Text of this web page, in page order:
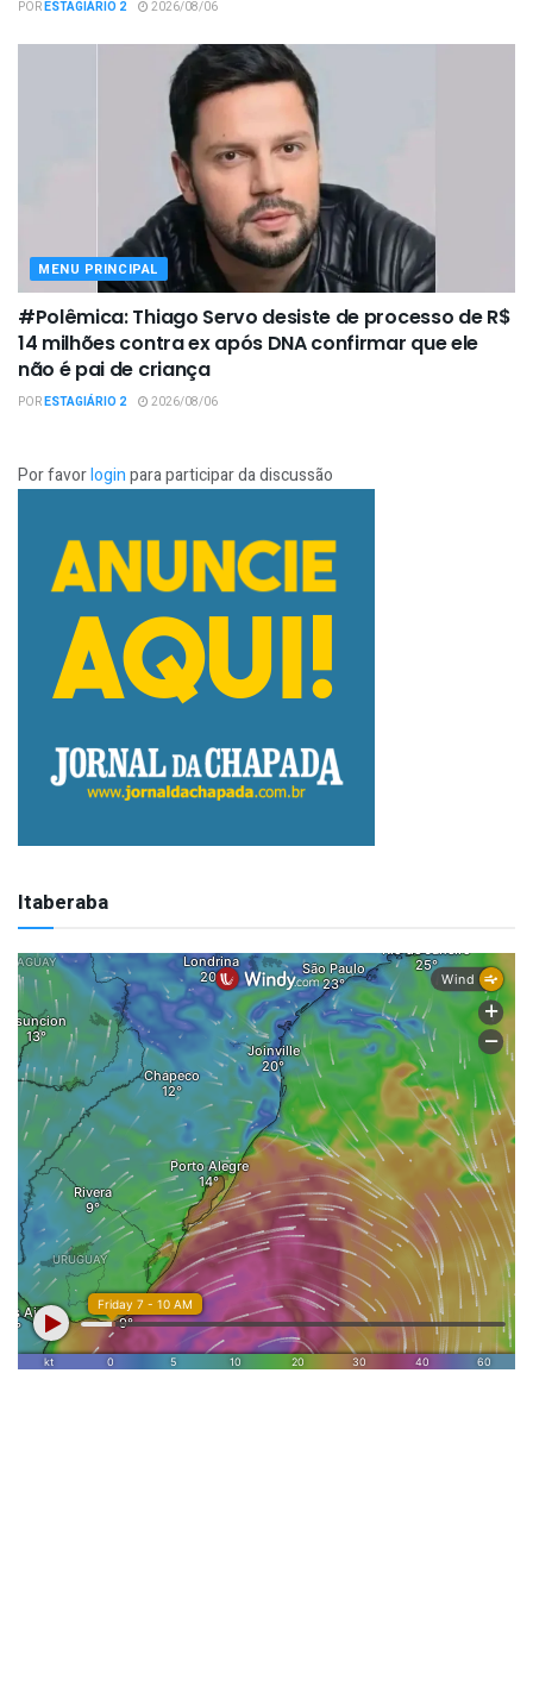
PORESTAGIÁRIO 2 2026/08/06
MENU PRINCIPAL
#Polêmica: Thiago Servo desiste de processo de R$
14 milhões contra ex após DNA confirmar que ele
não é pai de criança
PORESTAGIÁRIO 2 2026/08/06
Por favorloginpara participar da discussão
Itaberaba